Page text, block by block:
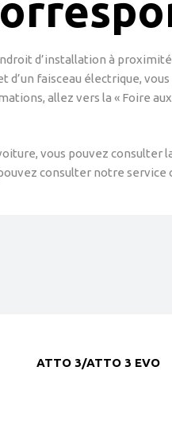
d’installation à
d’un faisceau électrique,
allez vers la « Foire
vous pouvez
consulter notre
ATTO 3/ATTO 3 EVO